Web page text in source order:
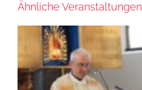
Ähnliche Veranstaltungen